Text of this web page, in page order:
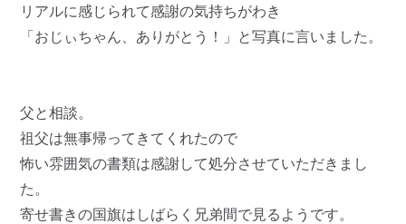
リアルに感じられて感謝の気持ちがわき
「おじぃちゃん、ありがとう！」と写真に言いました。
父と相談。
祖父は無事帰ってきてくれたので
怖い雰囲気の書類は感謝して処分させていただきまし
た。
寄せ書きの国旗はしばらく兄弟間で見るようです。